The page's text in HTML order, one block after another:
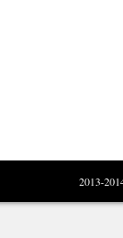
2013-